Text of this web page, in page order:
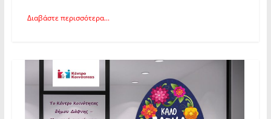
Διαβάστε περισσότερα...